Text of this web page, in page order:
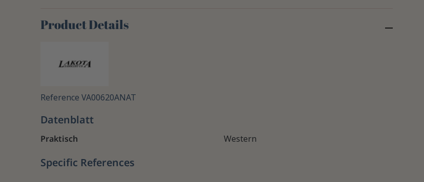
Product Details
Reference VA00620ANAT
Datenblatt
Praktisch Western
Specific References